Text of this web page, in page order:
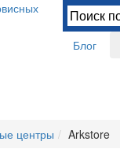
Блог
центры Arkstore